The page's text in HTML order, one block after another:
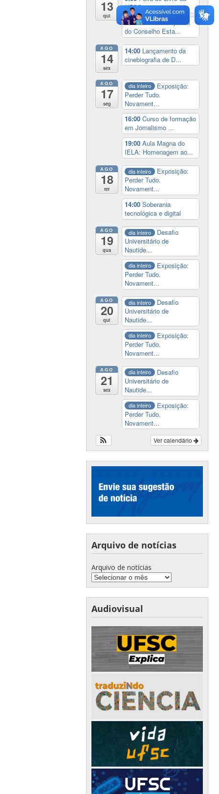
13
qui
UFSC
14:30 Sessão Especial
do Conselho Esta...
AGO
14
sex
14:00 Lançamento da
cinebiografia de D...
AGO
17
seg
dia inteiro
Exposição:
Perder Tudo.
Novament...
16:00Curso de formação
em Jornalismo ...
19:00Aula Magna do
IELA: Homenagem ao...
AGO
18
ter
dia inteiro
Exposição:
Perder Tudo.
Novament...
14:00Soberania
tecnológica e digital
AGO
19
qua
dia inteiro
Desafio
Universitário de
Nautide...
dia inteiro
Exposição:
Perder Tudo.
Novament...
AGO
20
qui
dia inteiro
Desafio
Universitário de
Nautide...
dia inteiro
Exposição:
Perder Tudo.
Novament...
AGO
21
sex
dia inteiro
Desafio
Universitário de
Nautide...
dia inteiro
Exposição:
Perder Tudo.
Novament...
Ver calendário
Arquivo de notícias
Arquivo de notícias
Audiovisual